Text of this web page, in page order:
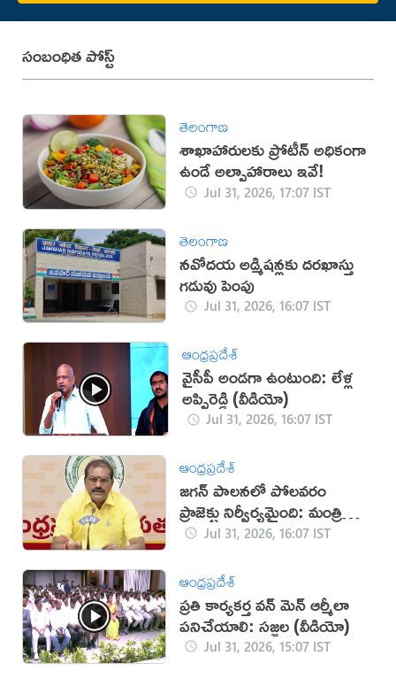
సంబంధిత పోస్ట్
తెలంగాణ
శాఖాహారులకు ప్రోటీన్ అధికంగా
ఉండే అల్పాహారాలు ఇవే!
Jul 31, 2026, 17:07 IST
తెలంగాణ
నవోదయ అడ్మిషన్లకు దరఖాస్తు
గడువు పెంపు
Jul 31, 2026, 16:07 IST
ఆంధ్రప్రదేశ్
వైసీపీ అండగా ఉంటుంది: లేళ్ల
అప్పిరెడ్డి (వీడియో)
Jul 31, 2026, 16:07 IST
ఆంధ్రప్రదేశ్
జగన్‌ పాలనలో పోలవరం
ప్రాజెక్టు నిర్వీర్యమైంది: మంత్రి
నిమ్మలJul 31, 2026, 16:07 IST
ఆంధ్రప్రదేశ్
ప్రతి కార్యకర్త వన్ మెన్ ఆర్మీలా
పనిచేయాలి: సజ్జల (వీడియో)
Jul 31, 2026, 15:07 IST